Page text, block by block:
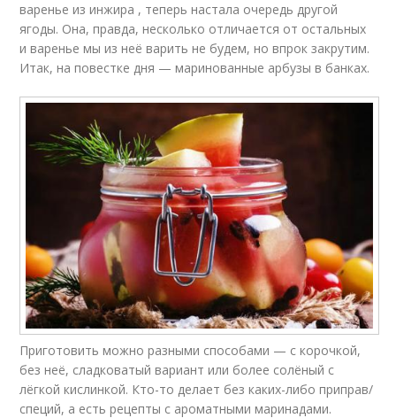
варенье из инжира , теперь настала очередь другой
ягоды. Она, правда, несколько отличается от остальных
и варенье мы из неё варить не будем, но впрок закрутим.
Итак, на повестке дня — маринованные арбузы в банках.
Приготовить можно разными способами — с корочкой,
без неё, сладковатый вариант или более солёный с
лёгкой кислинкой. Кто-то делает без каких-либо приправ/
специй, а есть рецепты с ароматными маринадами.